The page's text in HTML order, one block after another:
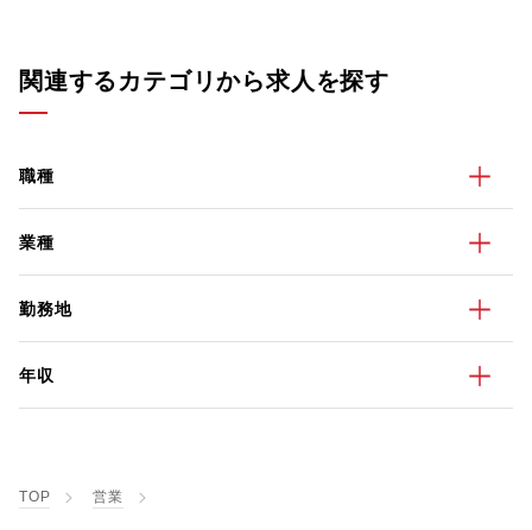
関連するカテゴリから求人を探す
職種
業種
勤務地
年収
TOP 営業